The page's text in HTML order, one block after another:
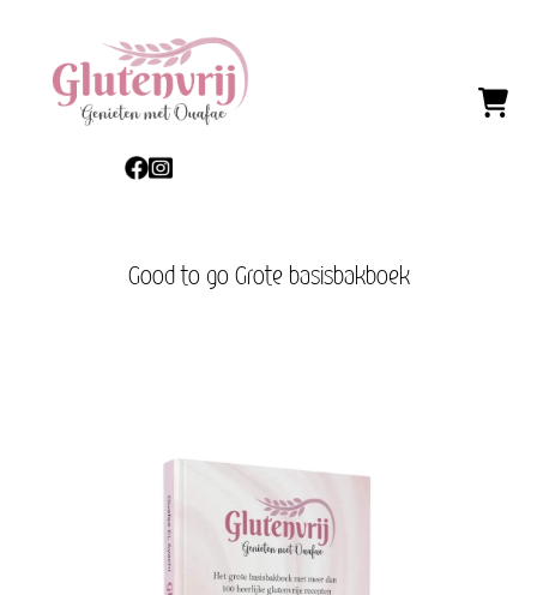
Good to go Grote basisbakboek